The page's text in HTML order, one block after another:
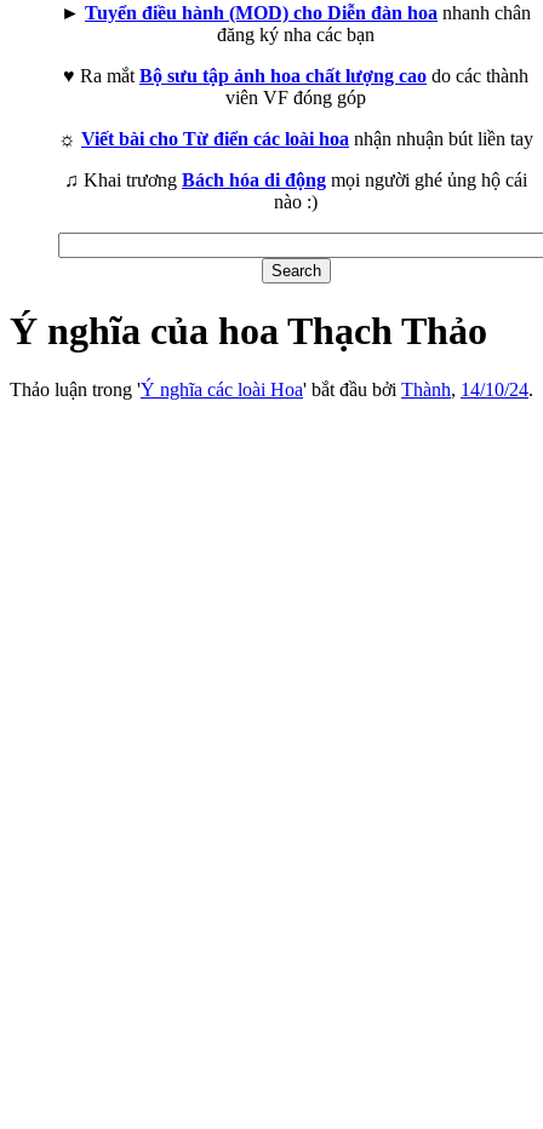
► Tuyển điều hành (MOD) cho Diễn đàn hoa nhanh chân
đăng ký nha các bạn
♥ Ra mắt Bộ sưu tập ảnh hoa chất lượng cao do các thành
viên VF đóng góp
☼ Viết bài cho Từ điển các loài hoa nhận nhuận bút liền tay
♫ Khai trương Bách hóa di động mọi người ghé ủng hộ cái
nào :)
Ý nghĩa của hoa Thạch Thảo
Thảo luận trong 'Ý nghĩa các loài Hoa' bắt đầu bởi Thành, 14/10/24.